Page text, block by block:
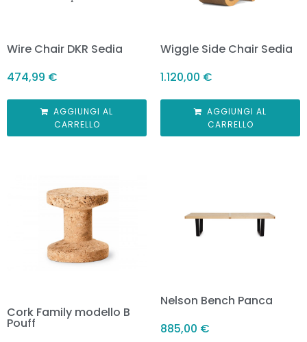
Wire Chair DKR Sedia
474,99 €
AGGIUNGI AL
CARRELLO
Wiggle Side Chair Sedia
1.120,00 €
AGGIUNGI AL
CARRELLO
Cork Family modello B
Pouff
Nelson Bench Panca
885,00 €